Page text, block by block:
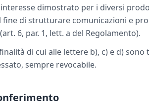
dimostrato per i diversi
di strutturare comunicazioni e
6, par. 1, lett. a del Regolamento).
di cui alle lettere b), c) e d)
sempre revocabile.